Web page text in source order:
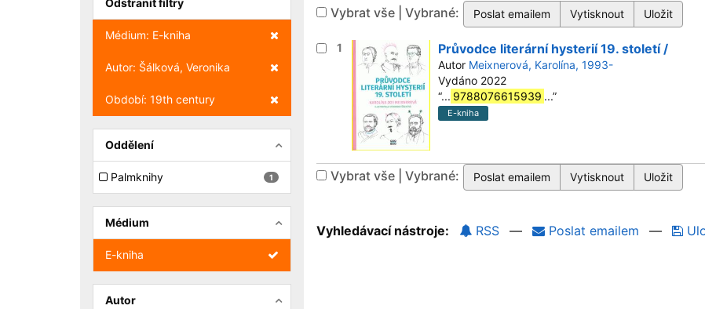
Vybrat vše | Vybrané:
1 Průvodce literární hysterií 19. století /
Autor Meixnerová, Karolína, 1993-
Vydáno 2022
“... 9788076615939 ...”
E-kniha
Vybrat vše | Vybrané:
Vyhledávací nástroje: RSS — Poslat emailem —
Odstranit filtry
Zrušit filtr
Médium: E-kniha
Zrušit filtr
Autor: Šálková, Veronika
Zrušit filtr
Období: 19th century
Oddělení
1
Palmknihy
Médium
E-kniha
Autor